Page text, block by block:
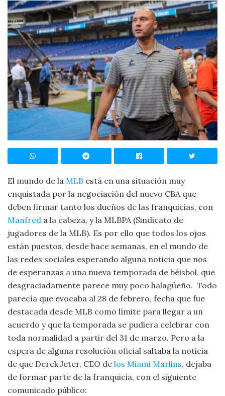
El mundo de la MLB está en una situación muy
enquistada por la negociación del nuevo CBA que
deben firmar tanto los dueños de las franquicias, con
Manfred a la cabeza, y la MLBPA (Sindicato de
jugadores de la MLB). Es por ello que todos los ojos
están puestos, desde hace semanas, en el mundo de
las redes sociales esperando alguna noticia que nos
de esperanzas a una nueva temporada de béisbol, que
desgraciadamente parece muy poco halagüeño. Todo
parecía que evocaba al 28 de febrero, fecha que fue
destacada desde MLB como límite para llegar a un
acuerdo y que la temporada se pudiera celebrar con
toda normalidad a partir del 31 de marzo. Pero a la
espera de alguna resolución oficial saltaba la noticia
de que Derek Jeter, CEO de los Miami Marlins, dejaba
de formar parte de la franquicia, con el siguiente
comunicado público: